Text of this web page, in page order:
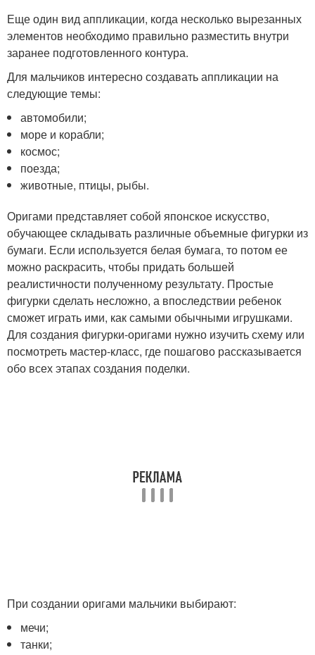
Еще один вид аппликации, когда несколько вырезанных
элементов необходимо правильно разместить внутри
заранее подготовленного контура.
Для мальчиков интересно создавать аппликации на
следующие темы:
автомобили;
море и корабли;
космос;
поезда;
животные, птицы, рыбы.
Оригами представляет собой японское искусство,
обучающее складывать различные объемные фигурки из
бумаги. Если используется белая бумага, то потом ее
можно раскрасить, чтобы придать большей
реалистичности полученному результату. Простые
фигурки сделать несложно, а впоследствии ребенок
сможет играть ими, как самыми обычными игрушками.
Для создания фигурки-оригами нужно изучить схему или
посмотреть мастер-класс, где пошагово рассказывается
обо всех этапах создания поделки.
При создании оригами мальчики выбирают:
мечи;
танки;